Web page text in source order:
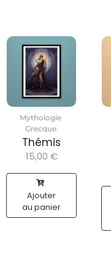
Mythologie
Grecque
Thémis
15,00 €
Ajouter
au panier